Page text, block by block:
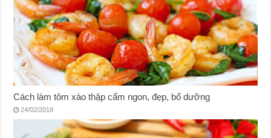
Cách làm tôm xào thập cẩm ngon, đẹp, bổ dưỡng
24/02/2018